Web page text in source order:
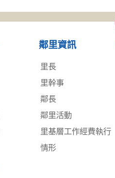
鄰里資訊
里長
里幹事
鄰長
鄰里活動
里基層工作經費執行
情形